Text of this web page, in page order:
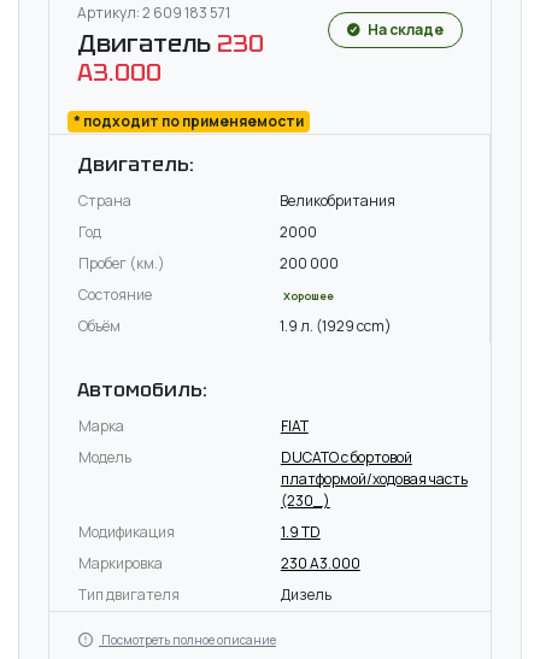
Артикул: 2 609 183 571
Двигатель 230
A3.000
* подходит по применяемости
На складе
Двигатель:
Страна
Великобритания
Год
2000
Пробег (км.)
200 000
Состояние
Хорошее
Объём 1.9 л. (1929 ccm)
Автомобиль:
Марка
FIAT
Модель
DUCATO c бортовой
платформой/ходовая часть
(230_)
Модификация
1.9 TD
Маркировка
230 A3.000
Тип двигателя
Дизель
Посмотреть полное описание